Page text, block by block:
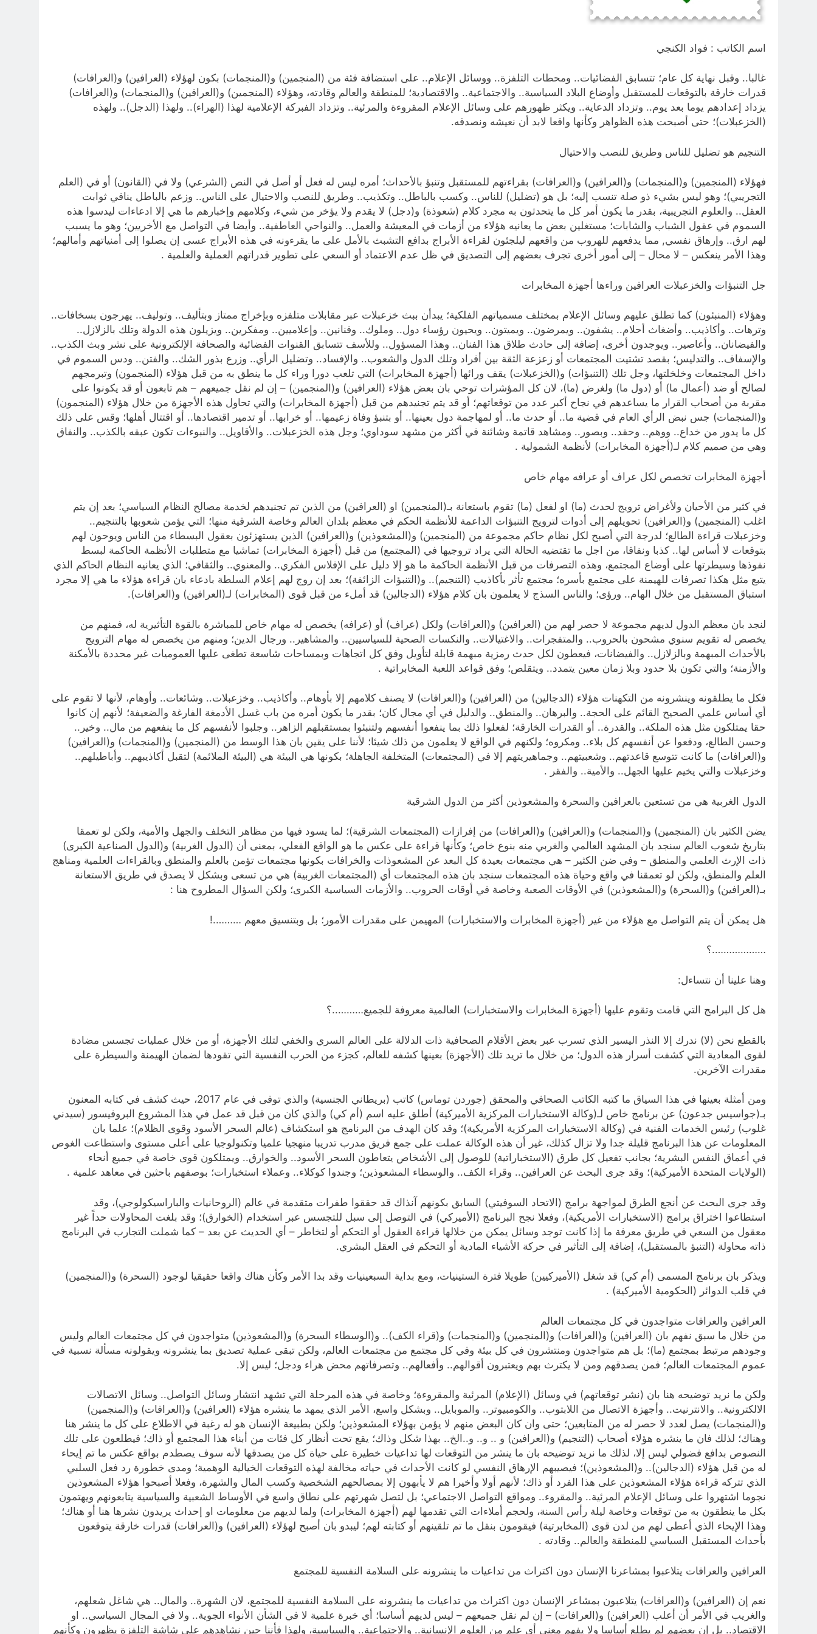
اسم الكاتب : فواد الكنجي
غالبا.. وقبل نهاية كل عام؛ تتسابق الفضائيات.. ومحطات التلفزة.. ووسائل الإعلام.. على استضافة فئة من (المنجمين) و(المنجمات) بكون لهؤلاء (العرافين) و(العرافات)
قدرات خارقة بالتوقعات للمستقبل وأوضاع البلاد السياسية.. والاجتماعية.. والاقتصادية؛ للمنطقة والعالم وقادته، وهؤلاء (المنجمين) و(العرافين) و(المنجمات) و(العرافات)
يزداد إعدادهم يوما بعد يوم.. وتزداد الدعاية.. ويكثر ظهورهم على وسائل الإعلام المقروءة والمرئية.. وتزداد الفبركة الإعلامية لهذا (الهراء).. ولهذا (الدجل).. ولهذه
(الخزعبلات)؛ حتى أصبحت هذه الظواهر وكأنها واقعا لابد أن نعيشه ونصدقه.
التنجيم هو تضليل للناس وطريق للنصب والاحتيال
فهؤلاء (المنجمين) و(المنجمات) و(العرافين) و(العرافات) بقراءتهم للمستقبل وتنبؤ بالأحداث؛ أمره ليس له فعل أو أصل في النص (الشرعي) ولا في (القانون) أو في (العلم
التجريبي)؛ وهو ليس بشيء ذو صلة تنسب إليه؛ بل هو (تضليل) للناس.. وكسب بالباطل.. وتكذيب.. وطريق للنصب والاحتيال على الناس.. وزعم بالباطل ينافي ثوابت
العقل.. والعلوم التجريبية، بقدر ما يكون أمر كل ما يتحدثون به مجرد كلام (شعوذة) و(دجل) لا يقدم ولا يؤخر من شيء، وكلامهم وإخبارهم ما هي إلا ادعاءات ليدسوا هذه
السموم في عقول الشباب والشابات؛ مستغلين بعض ما يعانيه هؤلاء من أزمات في المعيشة والعمل.. والنواحي العاطفية.. وأيضا في التواصل مع الأخريين؛ وهو ما يسبب
لهم ارق.. وإرهاق نفسي, مما يدفعهم للهروب من واقعهم ليلجئون لقراءة الأبراج بدافع التشبث بالأمل على ما يقرءونه في هذه الأبراج عسى إن يصلوا إلى أمنياتهم وأمالهم؛
وهذا الأمر ينعكس – لا محال – إلى أمور أخرى تجرف بعضهم إلى التصديق في ظل عدم الاعتماد أو السعي على تطوير قدراتهم العملية والعلمية .
جل التنبؤات والخزعبلات العرافين وراءها أجهزة المخابرات
وهؤلاء (المنبئون) كما تطلق عليهم وسائل الإعلام بمختلف مسمياتهم الفلكية؛ يبدأن ببث خزعبلات عبر مقابلات متلفزه وبإخراج ممتاز وبتأليف.. وتوليف.. يهرجون بسخافات..
وترهات.. وأكاذيب.. وأضغاث أحلام.. يشفون.. ويمرضون.. ويميتون.. ويحيون رؤساء دول.. وملوك.. وفنانين.. وإعلاميين.. ومفكرين.. ويزيلون هذه الدولة وتلك بالزلازل..
والفيضانان.. وأعاصير.. ويوجدون أخرى، إضافة إلى حادث طلاق هذا الفنان.. وهذا المسؤول.. وللأسف تتسابق القنوات الفضائية والصحافة الإلكترونية على نشر وبث الكذب..
والإسفاف.. والتدليس؛ بقصد تشتيت المجتمعات أو زعزعة الثقة بين أفراد وتلك الدول والشعوب.. والإفساد.. وتضليل الرأي.. وزرع بذور الشك.. والفتن.. ودس السموم في
داخل المجتمعات وخلخلتها، وجل تلك (التنبؤات) و(الخزعبلات) يقف ورائها (أجهزة المخابرات) التي تلعب دورا وراء كل ما ينطق به من قبل هؤلاء (المنجمون) وتبرمجهم
لصالح أو ضد (أعمال ما) أو (دول ما) ولغرض (ما)، لان كل المؤشرات توحي بان بعض هؤلاء (العرافين) و(المنجمين) – إن لم نقل جميعهم – هم تابعون أو قد يكونوا على
مقربة من أصحاب القرار ما يساعدهم في نجاح أكبر عدد من توقعاتهم؛ أو قد يتم تجنيدهم من قبل (أجهزة المخابرات) والتي تحاول هذه الأجهزة من خلال هؤلاء (المنجمون)
و(المنجمات) جس نبض الرأي العام في قضية ما.. أو حدث ما.. أو لمهاجمة دول بعينها.. أو بتنبؤ وفاة زعيمها.. أو خرابها.. أو تدمير اقتصادها.. أو اقتتال أهلها؛ وقس على ذلك
كل ما يدور من خداع.. ووهم.. وحقد.. وبصور.. ومشاهد قاتمة وشائنة في أكثر من مشهد سوداوي؛ وجل هذه الخزعبلات.. والأقاويل.. والنبوءات تكون عبقه بالكذب.. والنفاق
وهي من صميم كلام لـ(أجهزة المخابرات) لأنظمة الشمولية .
أجهزة المخابرات تخصص لكل عراف أو عرافه مهام خاص
في كثير من الأحيان ولأغراض ترويج لحدث (ما) او لفعل (ما) تقوم باستعانة بـ(المنجمين) او (العرافين) من الذين تم تجنيدهم لخدمة مصالح النظام السياسي؛ بعد إن يتم
اغلب (المنجمين) و(العرافين) تحويلهم إلى أدوات لترويج التنبؤات الداعمة للأنظمة الحكم في معظم بلدان العالم وخاصة الشرقية منها؛ التي يؤمن شعوبها بالتنجيم..
وخزعبلات قراءة الطالع؛ لدرجة التي أصبح لكل نظام حاكم مجموعة من (المنجمين) و(المشعوذين) و(العرافين) الذين يستهزئون بعقول البسطاء من الناس ويوحون لهم
بتوقعات لا أساس لها.. كذبا ونفاقا، من اجل ما تقتضيه الحالة التي يراد تروجيها في (المجتمع) من قبل (أجهزة المخابرات) تماشيا مع متطلبات الأنظمة الحاكمة لبسط
نفوذها وسيطرتها على أوضاع المجتمع، وهذه التصرفات من قبل الأنظمة الحاكمة ما هو إلا دليل على الإفلاس الفكري.. والمعنوي.. والثقافي؛ الذي يعانيه النظام الحاكم الذي
يتبع مثل هكذا تصرفات للهيمنة على مجتمع بأسره؛ مجتمع تأثر بأكاذيب (التنجيم).. و(التنبؤات الزائفة)؛ بعد إن روج لهم إعلام السلطة بادعاء بان قراءة هؤلاء ما هي إلا مجرد
استباق المستقبل من خلال الهام.. ورؤى؛ والناس السذج لا يعلمون بان كلام هؤلاء (الدجالين) قد أملء من قبل قوى (المخابرات) لـ(العرافين) و(العرافات).
لنجد بان معظم الدول لديهم مجموعة لا حصر لهم من (العرافين) و(العرافات) ولكل (عراف) أو (عرافه) يخصص له مهام خاص للمباشرة بالقوة التأثيرية له، فمنهم من
يخصص له تقويم سنوي مشحون بالحروب.. والمتفجرات.. والاغتيالات.. والنكسات الصحية للسياسيين.. والمشاهير.. ورجال الدين؛ ومنهم من يخصص له مهام الترويج
بالأحداث المبهمة وبالزلازل.. والفيضانات، فيعطون لكل حدث رمزية مبهمة قابلة لتأويل وفق كل اتجاهات وبمساحات شاسعة تطغى عليها العموميات غير محددة بالأمكنة
والأزمنة؛ والتي تكون بلا حدود وبلا زمان معين يتمدد.. ويتقلص؛ وفق قواعد اللعبة المخابراتية .
فكل ما يطلقونه وينشرونه من التكهنات هؤلاء (الدجالين) من (العرافين) و(العرافات) لا يصنف كلامهم إلا بأوهام.. وأكاذيب.. وخزعبلات.. وشائعات.. وأوهام، لأنها لا تقوم على
أي أساس علمي الصحيح القائم على الحجة.. والبرهان.. والمنطق.. والدليل في أي مجال كان؛ بقدر ما يكون أمره من باب غسل الأدمغة الفارغة والضعيفة؛ لأنهم إن كانوا
حقا يمتلكون مثل هذه الملكة.. والقدرة.. أو القدرات الخارقة؛ لفعلوا ذلك بما ينفعوا أنفسهم ولتنبئوا بمستقبلهم الزاهر.. وجلبوا لأنفسهم كل ما ينفعهم من مال.. وخير..
وحسن الطالع، ودفعوا عن أنفسهم كل بلاء.. ومكروه؛ ولكنهم في الواقع لا يعلمون من ذلك شيئا؛ لأننا على يقين بان هذا الوسط من (المنجمين) و(المنجمات) و(العرافين)
و(العرافات) ما كانت تتوسع قاعدتهم.. وشعبيتهم.. وجماهيريتهم إلا في (المجتمعات) المتخلفة الجاهلة؛ بكونها هي البيئة هي (البيئة الملائمة) لتقبل أكاذيبهم.. وأباطيلهم..
وخزعبلات والتي يخيم عليها الجهل.. والأمية.. والفقر .
الدول الغربية هي من تستعين بالعرافين والسحرة والمشعوذين أكثر من الدول الشرقية
يضن الكثير بان (المنجمين) و(المنجمات) و(العرافين) و(العرافات) من إفرازات (المجتمعات الشرقية)؛ لما يسود فيها من مظاهر التخلف والجهل والأمية، ولكن لو تعمقا
بتاريخ شعوب العالم سنجد بان المشهد العالمي والغربي منه بنوع خاص؛ وكأنها قراءة على عكس ما هو الواقع الفعلي، بمعنى أن (الدول الغربية) و(الدول الصناعية الكبرى)
ذات الإرث العلمي والمنطق – وفي ضن الكثير – هي مجتمعات بعيدة كل البعد عن المشعوذات والخرافات بكونها مجتمعات تؤمن بالعلم والمنطق وبالقراءات العلمية ومناهج
العلم والمنطق، ولكن لو تعمقنا في واقع وحياة هذه المجتمعات سنجد بان هذه المجتمعات أي (المجتمعات الغربية) هي من تسعى وبشكل لا يصدق في طريق الاستعانة
بـ(العرافين) و(السحرة) و(المشعوذين) في الأوقات الصعبة وخاصة في أوقات الحروب.. والأزمات السياسية الكبرى؛ ولكن السؤال المطروح هنا :
هل يمكن أن يتم التواصل مع هؤلاء من غير (أجهزة المخابرات والاستخبارات) المهيمن على مقدرات الأمور؛ بل وبتنسيق معهم ……….!
……………….؟
وهنا علينا أن نتساءل:
هل كل البرامج التي قامت وتقوم عليها (أجهزة المخابرات والاستخبارات) العالمية معروفة للجميع………..؟
بالقطع نحن (لا) ندرك إلا النذر اليسير الذي تسرب عبر بعض الأقلام الصحافية ذات الدلالة على العالم السري والخفي لتلك الأجهزة، أو من خلال عمليات تجسس مضادة
لقوى المعادية التي كشفت أسرار هذه الدول؛ من خلال ما تريد تلك (الأجهزة) بعينها كشفه للعالم، كجزء من الحرب النفسية التي تقودها لضمان الهيمنة والسيطرة على
مقدرات الآخرين.
ومن أمثلة بعينها في هذا السياق ما كتبه الكاتب الصحافي والمحقق (جوردن توماس) كاتب (بريطاني الجنسية) والذي توفى في عام 2017، حيث كشف في كتابه المعنون
بـ(جواسيس جدعون) عن برنامج خاص لـ(وكالة الاستخبارات المركزية الأميركية) أطلق عليه اسم (أم كي) والذي كان من قبل قد عمل في هذا المشروع البروفيسور (سيدني
غلوب) رئيس الخدمات الفنية في (وكالة الاستخبارات المركزية الأمريكية)؛ وقد كان الهدف من البرنامج هو استكشاف (عالم السحر الأسود وقوى الظلام)؛ علما بان
المعلومات عن هذا البرنامج قليلة جدا ولا تزال كذلك، غير أن هذه الوكالة عملت على جمع فريق مدرب تدريبا منهجيا علميا وتكنولوجيا على أعلى مستوى واستطاعت الغوص
في أعماق النفس البشرية؛ بجانب تفعيل كل طرق (الاستخباراتية) للوصول إلى الأشخاص يتعاطون السحر الأسود.. والخوارق.. ويمتلكون قوى خاصة في جميع أنحاء
(الولايات المتحدة الأميركية)؛ وقد جرى البحث عن العرافين.. وقراء الكف.. والوسطاء المشعوذين؛ وجندوا كوكلاء.. وعملاء استخبارات؛ بوصفهم باحثين في معاهد علمية .
وقد جرى البحث عن أنجع الطرق لمواجهة برامج (الاتحاد السوفيتي) السابق بكونهم آنذاك قد حققوا طفرات متقدمة في عالم (الروحانيات والباراسيكولوجي)، وقد
استطاعوا اختراق برامج (الاستخبارات الأمريكية)، وفعلا نجح البرنامج (الأميركي) في التوصل إلى سبل للتجسس عبر استخدام (الخوارق)؛ وقد بلغت المحاولات حداً غير
معقول من السعي في طريق معرفة ما إذا كانت توجد وسائل يمكن من خلالها قراءة العقول أو التحكم أو لتخاطر – أي الحديث عن بعد – كما شملت التجارب في البرنامج
ذاته محاولة (التنبؤ بالمستقبل)، إضافة إلى التأثير في حركة الأشياء المادية أو التحكم في العقل البشري.
ويذكر بان برنامج المسمى (أم كي) قد شغل (الأميركيين) طويلا فترة الستينيات، ومع بداية السبعينيات وقد بدا الأمر وكأن هناك واقعا حقيقيا لوجود (السحرة) و(المنجمين)
في قلب الدوائر (الحكومية الأميركية) .
العرافين والعرافات متواجدون في كل مجتمعات العالم
من خلال ما سبق نفهم بان (العرافين) و(العرافات) و(المنجمين) و(المنجمات) و(قراء الكف).. و(الوسطاء السحرة) و(المشعوذين) متواجدون في كل مجتمعات العالم وليس
وجودهم مرتبط بمجتمع (ما)؛ بل هم متواجدون ومنتشرون في كل بيئة وفي كل مجتمع من مجتمعات العالم، ولكن تبقى عملية تصديق بما ينشرونه ويقولونه مسألة نسبية في
عموم المجتمعات العالم؛ فمن يصدقهم ومن لا يكترث بهم ويعتبرون أقوالهم.. وأفعالهم.. وتصرفاتهم محض هراء ودجل؛ ليس إلا.
ولكن ما نريد توضيحه هنا بان (نشر توقعاتهم) في وسائل (الإعلام) المرئية والمقروءة؛ وخاصة في هذه المرحلة التي تشهد انتشار وسائل التواصل.. وسائل الاتصالات
الالكترونية.. والانترنيت.. وأجهزة الاتصال من اللابتوب.. والكومبيوتر.. والموبايل.. وبشكل واسع، الأمر الذي يمهد ما ينشره هؤلاء (العرافين) و(العرافات) و(المنجمين)
و(المنجمات) يصل لعدد لا حصر له من المتابعين؛ حتى وان كان البعض منهم لا يؤمن بهؤلاء المشعوذين؛ ولكن بطبيعة الإنسان هو له رغبة في الاطلاع على كل ما ينشر هنا
وهناك؛ لذلك فان ما ينشره هؤلاء أصحاب (التنجيم) و(العرافين) و .. و.. و..الخ.. بهذا شكل وذاك؛ يقع تحت أنظار كل فئات من أبناء هذا المجتمع أو ذاك؛ فيطلعون على تلك
النصوص بدافع فضولي ليس إلا، لذلك ما نريد توضيحه بان ما ينشر من التوقعات لها تداعيات خطيرة على حياة كل من يصدقها لأنه سوف يصطدم بواقع عكس ما تم إيحاء
له من قبل هؤلاء (الدجالين).. و(المشعوذين)؛ فيصيبهم الإرهاق النفسي لو كانت الأحداث في حياته مخالفة لهذه التوقعات الخيالية الوهمية؛ ومدى خطورة رد فعل السلبي
الذي تتركه قراءة هؤلاء المشعوذين على هذا الفرد أو ذاك؛ لأنهم أولا وأخيرا هم لا يأبهون إلا بمصالحهم الشخصية وكسب المال والشهرة، وفعلا أصبحوا هؤلاء المشعوذين
نجوما اشتهروا على وسائل الإعلام المرئية.. والمقروء.. ومواقع التواصل الاجتماعي؛ بل لتصل شهرتهم على نطاق واسع في الأوساط الشعبية والسياسية يتابعونهم ويهتمون
بكل ما ينطقون به من توقعات وخاصة ليلة رأس السنة، ولحجم أملاءات التي تقدمها لهم (أجهزة المخابرات) ولما لديهم من معلومات او إحداث يريدون نشرها هنا أو هناك؛
وهذا الإيحاء الذي أعطى لهم من لدن قوى (المخابرتية) فيقومون بنقل ما تم تلقينهم أو كتابته لهم؛ ليبدو بان أصبح لهؤلاء (العرافين) و(العرافات) قدرات خارقة يتوقعون
بأحداث المستقبل السياسي للمنطقة والعالم.. وقادته .
العرافين والعرافات يتلاعبوا بمشاعرنا الإنسان دون اكتراث من تداعيات ما ينشرونه على السلامة النفسية للمجتمع
نعم إن (العرافين) و(العرافات) يتلاعبون بمشاعر الإنسان دون اكتراث من تداعيات ما ينشرونه على السلامة النفسية للمجتمع، لان الشهرة.. والمال.. هي شاغل شعلهم،
والغريب في الأمر أن أعلب (العرافين) و(العرافات) – إن لم نقل جميعهم – ليس لديهم أساسا؛ أي خبرة علمية لا في الشأن الأنواء الجوية.. ولا في المجال السياسي.. او
الاقتصاد.. بل إن بعضهم لم يطلع أساسا ولا يفهم معنى أي علم من العلوم الإنسانية.. والاجتماعية.. والسياسية، ولهذا فأننا حين نشاهدهم على شاشة التلفزة يظهرون وكأنهم